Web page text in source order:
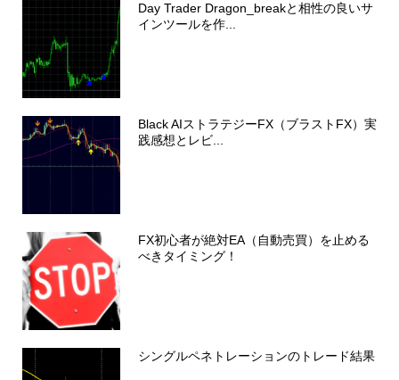
Day Trader Dragon_breakと相性の良いサ
インツールを作...
Black AIストラテジーFX（ブラストFX）実
践感想とレビ...
FX初心者が絶対EA（自動売買）を止める
べきタイミング！
シングルペネトレーションのトレード結果